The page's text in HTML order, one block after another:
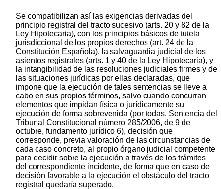
Se compatibilizan así las exigencias derivadas del
principio registral del tracto sucesivo (arts. 20 y 82 de la
Ley Hipotecaria), con los principios básicos de tutela
jurisdiccional de los propios derechos (art. 24 de la
Constitución Española), la salvaguardia judicial de los
asientos registrales (arts. 1 y 40 de la Ley Hipotecaria), y
la intangibilidad de las resoluciones judiciales firmes y de
las situaciones jurídicas por ellas declaradas, que
impone que la ejecución de tales sentencias se lleve a
cabo en sus propios términos, salvo cuando concurran
elementos que impidan física o jurídicamente su
ejecución de forma sobrevenida (por todas, Sentencia del
Tribunal Constitucional número 285/2006, de 9 de
octubre, fundamento jurídico 6), decisión que
corresponde, previa valoración de las circunstancias de
cada caso concreto, al propio órgano judicial competente
para decidir sobre la ejecución a través de los trámites
del correspondiente incidente, de forma que en caso de
decisión favorable a la ejecución el obstáculo del tracto
registral quedaría superado.